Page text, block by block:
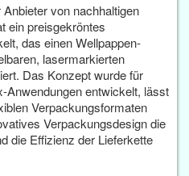
von nachhaltigen
ein preisgekröntes
das einen Wellpappen-
lasermarkierten
Das Konzept wurde für
Anwendungen entwickelt, lässt
Verpackungsformaten
Verpackungsdesign die
die Effizienz der Lieferkette